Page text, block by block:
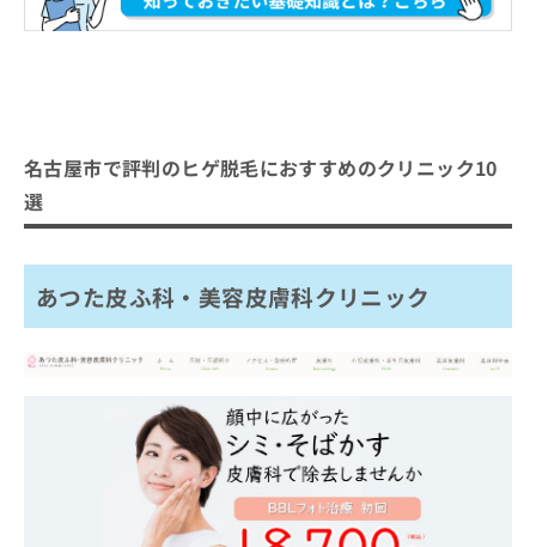
名古屋市で評判のヒゲ脱毛におすすめのクリニック10
選
あつた皮ふ科・美容皮膚科クリニック